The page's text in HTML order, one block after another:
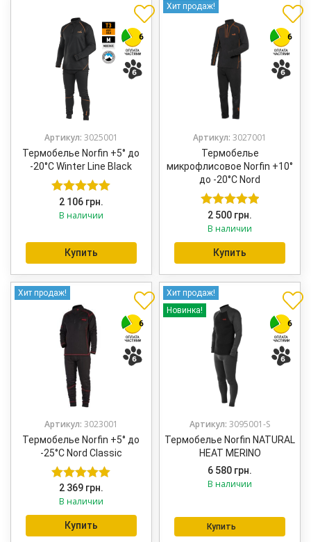
Артикул: 3025001
Термобелье Norfin +5° до
-20°C Winter Line Black
Оценка5.00
из 5
2 106 грн.
В наличии
Купить
Хит продаж!
Артикул:3027001
Термобелье
микрофлисовое Norfin +10°
до -20°C Nord
Оценка5.00
из 5
2 500 грн.
В наличии
Купить
Хит продаж!
Артикул: 3023001
Термобелье Norfin +5° до
-25°C Nord Classic
Оценка5.00
из 5
2 369 грн.
В наличии
Купить
Хит продаж!
Новинка!
Артикул:3095001-S
Термобелье Norfin NATURAL
HEAT MERINO
6 580 грн.
В наличии
Купить